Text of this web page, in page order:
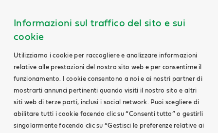
Informazioni sul traffico del sito e sui
cookie
Utilizziamo i cookie per raccogliere e analizzare informazioni
relative alle prestazioni del nostro sito web e per consentirne il
funzionamento. I cookie consentono a noi e ai nostri partner di
mostrarti annunci pertinenti quando visiti il nostro sito e altri
siti web di terze parti, inclusi i social network. Puoi scegliere di
abilitare tutti i cookie facendo clic su “Consenti tutto” o gestirli
singolarmente facendo clic su “Gestisci le preferenze relative ai